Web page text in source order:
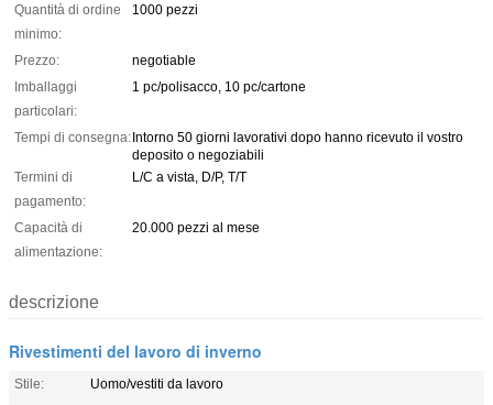
Quantità di ordine
minimo:
1000 pezzi
Prezzo:
negotiable
Imballaggi
particolari:
1 pc/polisacco, 10 pc/cartone
Tempi di consegna:Intorno 50 giorni lavorativi dopo hanno ricevuto il vostro
deposito o negoziabili
Termini di
pagamento:
L/C a vista, D/P, T/T
Capacità di
alimentazione:
20.000 pezzi al mese
descrizione
Rivestimenti del lavoro di inverno
Stile:
Uomo/vestiti da lavoro